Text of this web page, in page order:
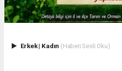
Erkek| Kadın (Haberi Sesli Oku)